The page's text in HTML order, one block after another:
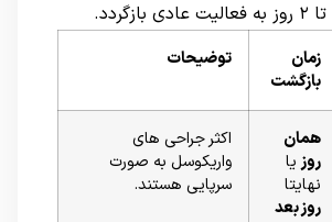
زمان
بازگشت
توضیحات
همان
روزیا
نهایتا
روز بعد
اکثر جراحی های
واریکوسل به صورت
سرپایی هستند.